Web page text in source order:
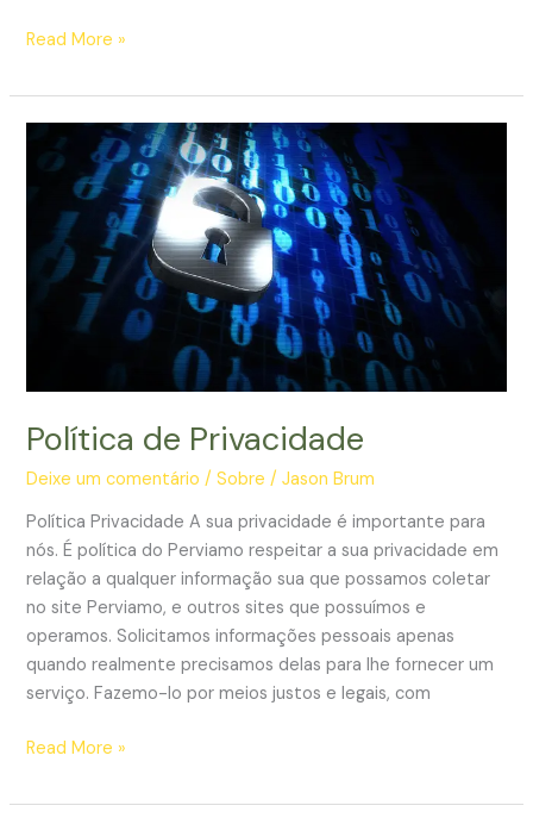
Termos
Uso
Read More »
Política de Privacidade
Deixe um comentário /Sobre /Jason Brum
Política Privacidade A sua privacidade é importante para
nós. É política do Perviamo respeitar a sua privacidade em
relação a qualquer informação sua que possamos coletar
no site Perviamo, e outros sites que possuímos e
operamos. Solicitamos informações pessoais apenas
quando realmente precisamos delas para lhe fornecer um
serviço. Fazemo-lo por meios justos e legais, com
Política
Privacidade
Read More »